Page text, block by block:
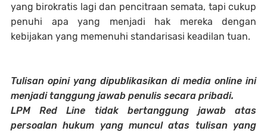
yang birokratis lagi dan pencitraan semata, tapi cukup
penuhi apa yang menjadi hak mereka dengan
kebijakan yang memenuhi standarisasi keadilan tuan.
Tulisan opini yang dipublikasikan di media online ini
menjadi tanggung jawab penulis secara pribadi.
LPM Red Line tidak bertanggung jawab atas
persoalan hukum yang muncul atas tulisan yang